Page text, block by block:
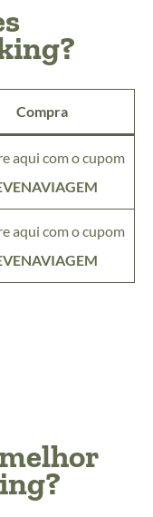
Compra
aqui com o cupom
aqui com o cupom